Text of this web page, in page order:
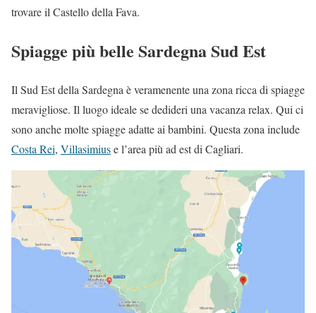
trovare il Castello della Fava.
Spiagge più belle Sardegna Sud Est
Il Sud Est della Sardegna è veramenente una zona ricca di spiagge
meravigliose. Il luogo ideale se dedideri una vacanza relax. Qui ci
sono anche molte spiagge adatte ai bambini. Questa zona include
Costa Rei, Villasimiuse l’area più ad est di Cagliari.